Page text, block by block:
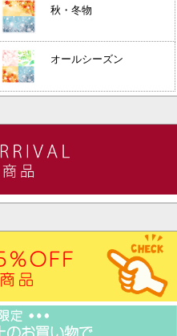
秋・冬物
オールシーズン